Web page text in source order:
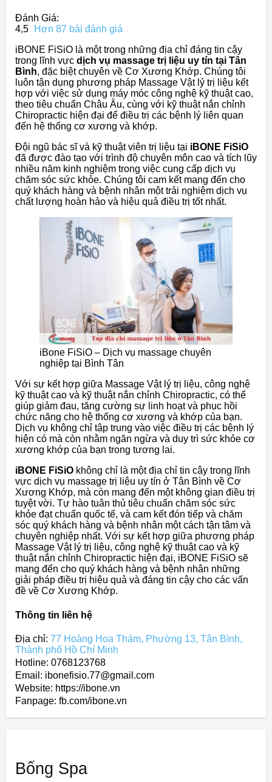
Đánh Giá:
4,5
Hơn 87 bài đánh giá
iBONE FiSiO là một trong những địa chỉ đáng tin cậy
trong lĩnh vực dịch vụ massage trị liệu uy tín tại Tân
Bình, đặc biệt chuyên về Cơ Xương Khớp. Chúng tôi
luôn tận dụng phương pháp Massage Vật lý trị liệu kết
hợp với việc sử dụng máy móc công nghệ kỹ thuật cao,
theo tiêu chuẩn Châu Âu, cùng với kỹ thuật nắn chỉnh
Chiropractic hiện đại để điều trị các bệnh lý liên quan
đến hệ thống cơ xương và khớp.
Đội ngũ bác sĩ và kỹ thuật viên trị liệu tại iBONE FiSiO
đã được đào tạo với trình độ chuyên môn cao và tích lũy
nhiều năm kinh nghiệm trong việc cung cấp dịch vụ
chăm sóc sức khỏe. Chúng tôi cam kết mang đến cho
quý khách hàng và bệnh nhân một trải nghiệm dịch vụ
chất lượng hoàn hảo và hiệu quả điều trị tốt nhất.
iBone FiSiO – Dịch vụ massage chuyên
nghiệp tại Bình Tân
Với sự kết hợp giữa Massage Vật lý trị liệu, công nghệ
kỹ thuật cao và kỹ thuật nắn chỉnh Chiropractic, có thể
giúp giảm đau, tăng cường sự linh hoạt và phục hồi
chức năng cho hệ thống cơ xương và khớp của bạn.
Dịch vụ không chỉ tập trung vào việc điều trị các bệnh lý
hiện có mà còn nhằm ngăn ngừa và duy trì sức khỏe cơ
xương khớp của bạn trong tương lai.
iBONE FiSiO không chỉ là một địa chỉ tin cậy trong lĩnh
vực dịch vụ massage trị liệu uy tín ở Tân Bình về Cơ
Xương Khớp, mà còn mang đến một không gian điều trị
tuyệt vời. Tự hào tuân thủ tiêu chuẩn chăm sóc sức
khỏe đạt chuẩn quốc tế, và cam kết đón tiếp và chăm
sóc quý khách hàng và bệnh nhân một cách tận tâm và
chuyên nghiệp nhất. Với sự kết hợp giữa phương pháp
Massage Vật lý trị liệu, công nghệ kỹ thuật cao và kỹ
thuật nắn chỉnh Chiropractic hiện đại, iBONE FiSiO sẽ
mang đến cho quý khách hàng và bệnh nhân những
giải pháp điều trị hiệu quả và đáng tin cậy cho các vấn
đề về Cơ Xương Khớp.
Thông tin liên hệ
Địa chỉ: 77 Hoàng Hoa Thám, Phường 13, Tân Bình,
Thành phố Hồ Chí Minh
Hotline: 0768123768
Email: ibonefisio.77@gmail.com
Website: https://ibone.vn
Fanpage: fb.com/ibone.vn
Bống Spa